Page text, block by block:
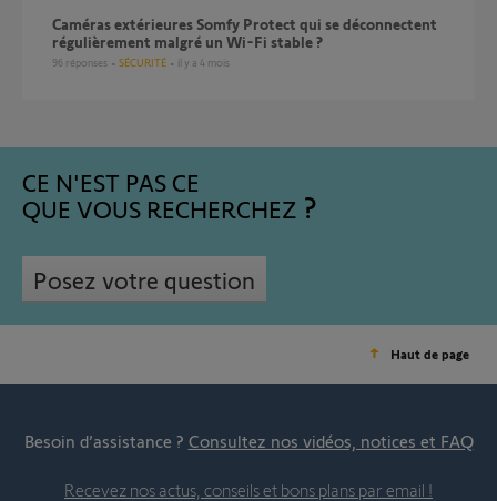
Caméras extérieures Somfy Protect qui se déconnectent
régulièrement malgré un Wi-Fi stable ?
96 réponses SÉCURITÉ il y a 4 mois
CE N'EST PAS CE
QUE VOUS RECHERCHEZ
Posez votre question
Haut de page
Besoin d’assistance ? Consultez nos vidéos, notices et FAQ
Recevez nos actus, conseils et bons plans par email !